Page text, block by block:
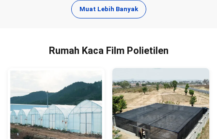
Muat Lebih Banyak
Rumah Kaca Film Polietilen